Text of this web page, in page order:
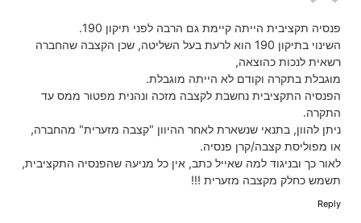
פנסיה תקציבית הייתה קיימת גם הרבה לפני תיקון 190.
השינוי בתיקון 190 הוא לרעת בעל השליטה, שכן הקצבה שהחברה
רשאית לנכות כהוצאה,
מוגבלת בתקרה וקודם לא הייתה מוגבלת.
הפנסיה התקציבית נחשבת לקצבה מזכה ונהנית מפטור ממס עד
התקרה.
ניתן להוון, בתנאי שנשארת לאחר ההיוון "קצבה מזערית" מהחברה,
או מפוליסת קצבה/קרן פנסיה.
לאור כך ובניגוד למה שאייל כתב, אין כל מניעה שהפנסיה התקציבית,
תשמש כחלק מקצבה מזערית !!!
Reply